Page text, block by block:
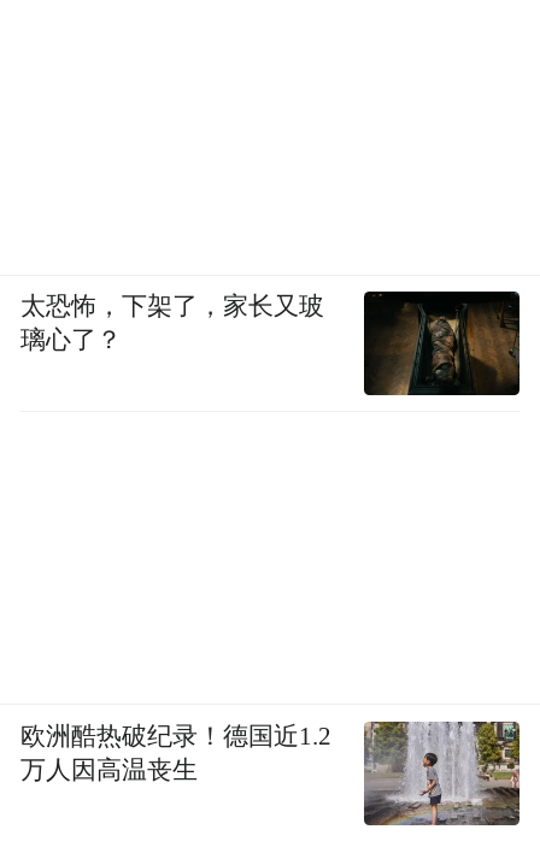
太恐怖，下架了，家长又玻
璃心了？
欧洲酷热破纪录！德国近1.2
万人因高温丧生